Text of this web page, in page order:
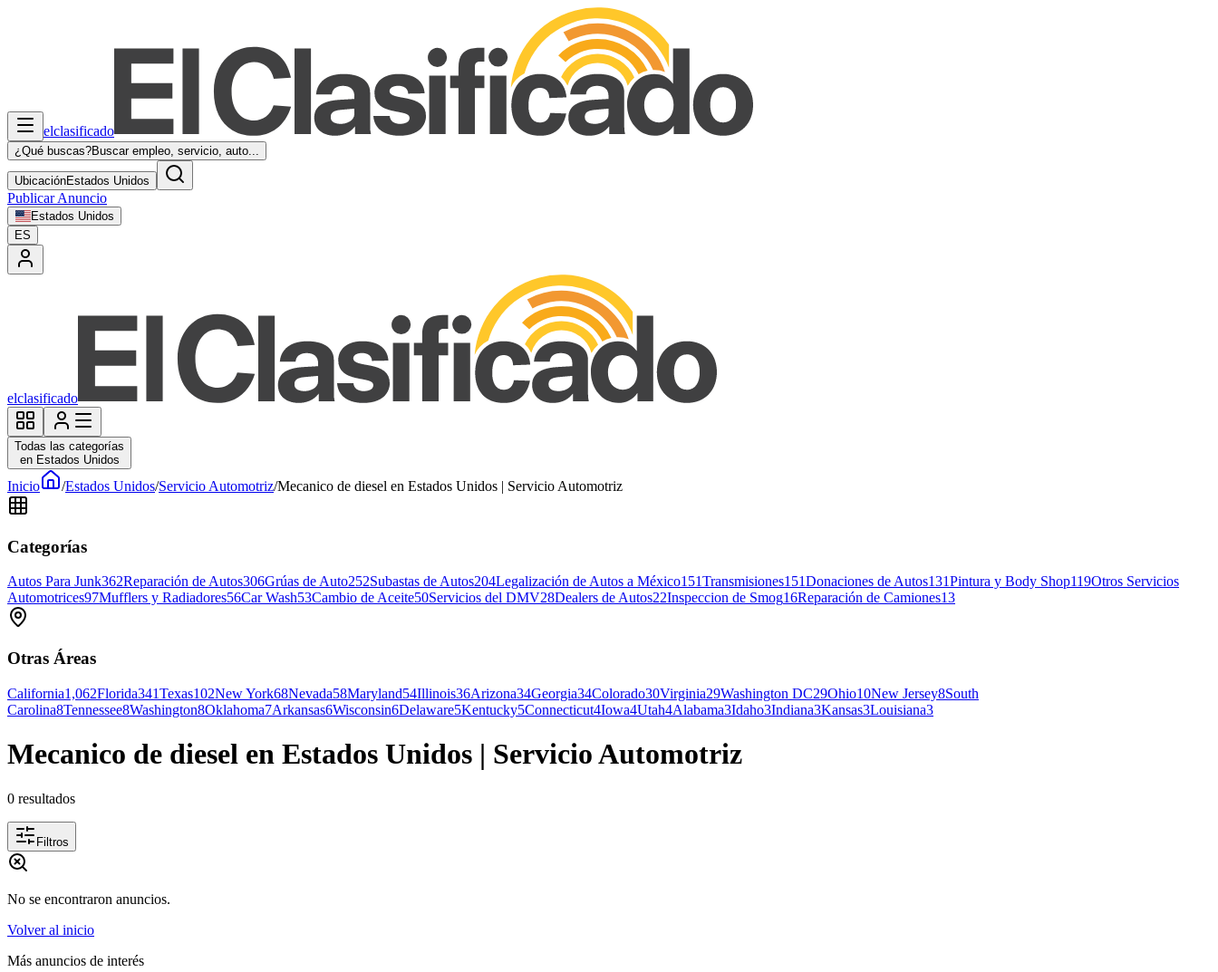
elclasificado
¿Qué buscas?Buscar empleo, servicio, auto...
UbicaciónEstados Unidos
Publicar Anuncio
Estados Unidos
ES
elclasificado
Todas las categorías
en Estados Unidos
Inicio /Estados Unidos/Servicio Automotriz/Mecanico de diesel en Estados Unidos | Servicio Automotriz
Categorías
Autos Para Junk362Reparación de Autos306Grúas de Auto252Subastas de Autos204Legalización de Autos a México151Transmisiones151Donaciones de Autos131Pintura y Body Shop119Otros Servicios
Automotrices97Mufflers y Radiadores56Car Wash53Cambio de Aceite50Servicios del DMV28Dealers de Autos22Inspeccion de Smog16Reparación de Camiones13
Otras Áreas
California1,062Florida341Texas102New York68Nevada58Maryland54Illinois36Arizona34Georgia34Colorado30Virginia29Washington DC29Ohio10New Jersey8South
Carolina8Tennessee8Washington8Oklahoma7Arkansas6Wisconsin6Delaware5Kentucky5Connecticut4Iowa4Utah4Alabama3Idaho3Indiana3Kansas3Louisiana3
Mecanico de diesel en Estados Unidos | Servicio Automotriz
0 resultados
Filtros
No se encontraron anuncios.
Volver al inicio
Más anuncios de interés